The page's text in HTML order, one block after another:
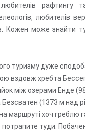
рафтингу та
любителів
Кожен може знайти
туризму дуже
вздовж хребта
між озерами Енде
(1373 м над
маршруті хоч греблю
туди.